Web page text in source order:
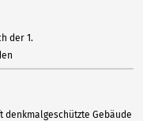
der 1.
denkmalgeschützte Gebäude